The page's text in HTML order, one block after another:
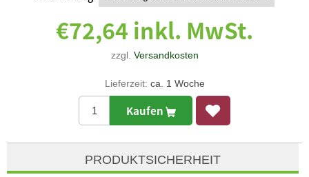
€72,64 inkl. MwSt.
zzgl. Versandkosten
Lieferzeit: ca. 1 Woche
Kaufen
PRODUKTSICHERHEIT